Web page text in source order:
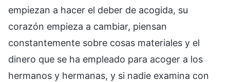
empiezan a hacer el deber de acogida, su
corazón empieza a cambiar, piensan
constantemente sobre cosas materiales y el
dinero que se ha empleado para acoger a los
hermanos y hermanas, y si nadie examina con